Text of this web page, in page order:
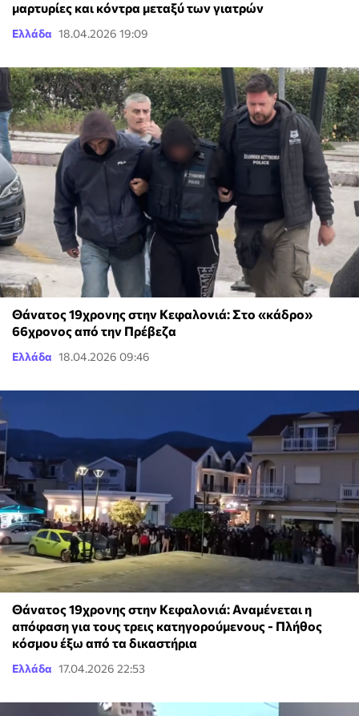
μαρτυρίες και κόντρα μεταξύ των γιατρών
Ελλάδα 18.04.2026 19:09
Θάνατος 19χρονης στην Κεφαλονιά: Στο «κάδρο»
66χρονος από την Πρέβεζα
Ελλάδα 18.04.2026 09:46
Θάνατος 19χρονης στην Κεφαλονιά: Αναμένεται η
απόφαση για τους τρεις κατηγορούμενους - Πλήθος
κόσμου έξω από τα δικαστήρια
Ελλάδα 17.04.2026 22:53